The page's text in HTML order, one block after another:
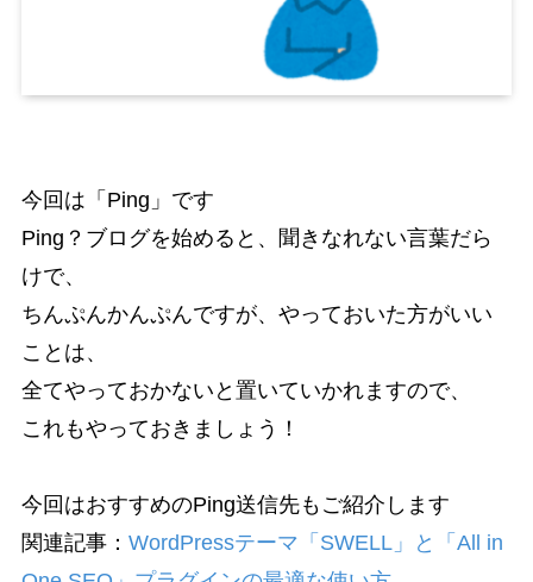
今回は「Ping」です
Ping？ブログを始めると、聞きなれない言葉だら
けで、
ちんぷんかんぷんですが、やっておいた方がいい
ことは、
全てやっておかないと置いていかれますので、
これもやっておきましょう！
今回はおすすめのPing送信先もご紹介します
関連記事： WordPressテーマ「SWELL」と「All in